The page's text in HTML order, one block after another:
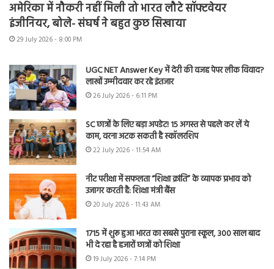
अमेरिका में नौकरी नहीं मिली तो भारत लौटे सॉफ्टवेयर
इंजीनियर, बोले- संघर्ष ने बहुत कुछ सिखाया
29 July 2026 - 8:00 PM
UGC NET Answer Key में देरी की वजह पेपर लीक विवाद?
लाखों उम्मीदवार कर रहे इंतजार
26 July 2026 - 6:11 PM
SC छात्रों के लिए बड़ा अपडेट! 15 अगस्त से पहले कर लें ये
काम, वरना अटक सकती है स्कॉलरशिप
22 July 2026 - 11:54 AM
नीट परीक्षा में सफलता “शिक्षा क्रांति” के व्यापक प्रभाव को
उजागर करती है: शिक्षा मंत्री बैंस
20 July 2026 - 11:43 AM
1715 में शुरू हुआ भारत का सबसे पुराना स्कूल, 300 साल बाद
भी दे रहा है हजारों छात्रों को शिक्षा
19 July 2026 - 7:14 PM